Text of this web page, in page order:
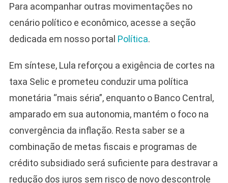
Para acompanhar outras movimentações no
cenário político e econômico, acesse a seção
dedicada em nosso portal Política.
Em síntese, Lula reforçou a exigência de cortes na
taxa Selic e prometeu conduzir uma política
monetária “mais séria”, enquanto o Banco Central,
amparado em sua autonomia, mantém o foco na
convergência da inflação. Resta saber se a
combinação de metas fiscais e programas de
crédito subsidiado será suficiente para destravar a
redução dos juros sem risco de novo descontrole